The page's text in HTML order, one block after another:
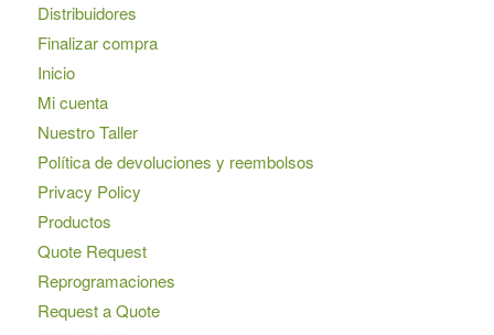
Distribuidores
Finalizar compra
Inicio
Mi cuenta
Nuestro Taller
Política de devoluciones y reembolsos
Privacy Policy
Productos
Quote Request
Reprogramaciones
Request a Quote